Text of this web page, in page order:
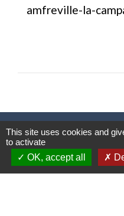
amfreville-la-
Commune
2, rue
This site uses cookies and
to activate
OK, accept all